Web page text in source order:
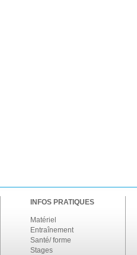
INFOS PRATIQUES
Matériel
Entraînement
Santé/ forme
Stages